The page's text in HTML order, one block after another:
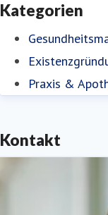
Kategorien
Praxis &
Kontakt